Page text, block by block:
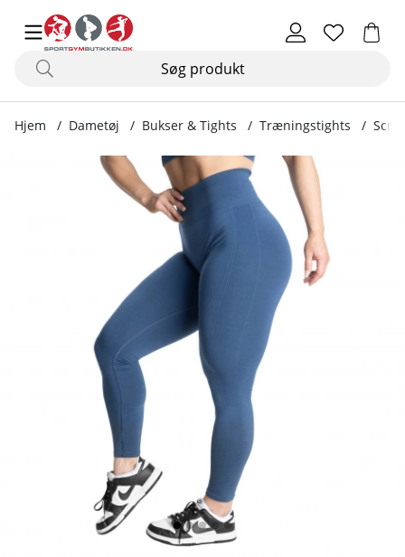
Hjem Dametøj Bukser & Tights Træningstights
Produktbilleder Scrunch Leggings, sky blue